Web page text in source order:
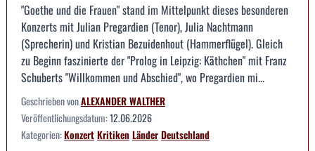
"Goethe und die Frauen" stand im Mittelpunkt dieses besonderen
Konzerts mit Julian Pregardien (Tenor), Julia Nachtmann
(Sprecherin) und Kristian Bezuidenhout (Hammerflügel). Gleich
zu Beginn faszinierte der "Prolog in Leipzig: Käthchen" mit Franz
Schuberts "Willkommen und Abschied", wo Pregardien mi...
Geschrieben vonALEXANDER WALTHER
Veröffentlichungsdatum:12.06.2026
Kategorien:KonzertKritikenLänderDeutschland